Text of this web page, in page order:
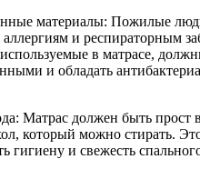
материалы: Пожилые
и респираторным
в матрасе,
и обладать
Матрас должен быть прост
который можно стирать.
гигиену и свежесть